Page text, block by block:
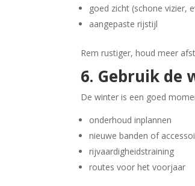
goed zicht (schone vizier,
aangepaste rijstijl
Rem rustiger, houd meer
6. Gebruik de
De winter is een goed
onderhoud inplannen
nieuwe banden of
rijvaardigheidstraining
routes voor het voorjaar